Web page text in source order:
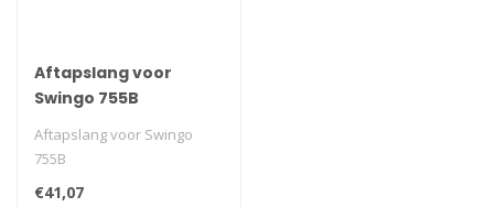
Aftapslang voor
Swingo 755B
Aftapslang voor Swingo
755B
€41,07